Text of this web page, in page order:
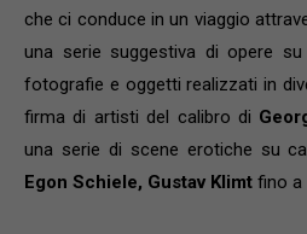
che ci conduce in un viaggio
una serie suggestiva di opere
fotografie e oggetti realizzati in
firma di artisti del calibro di
una serie di scene erotiche su
Egon Schiele, Gustav Klimt fino a